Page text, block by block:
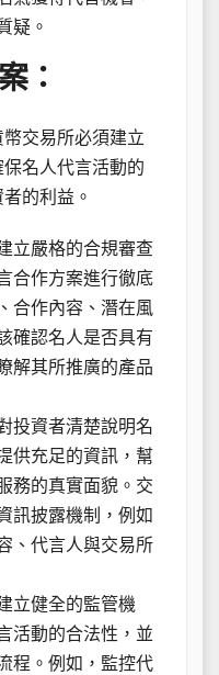
疑。
：
交易所必須建立
名人代言活動的
的利益。
立嚴格的合規審查
合作方案進行徹底
合作內容、潛在風
確認名人是否具有
解其所推廣的產品
投資者清楚說明名
供充足的資訊，幫
務的真實面貌。交
訊披露機制，例如
、代言人與交易所
立健全的監管機
活動的合法性，並
程。例如，監控代